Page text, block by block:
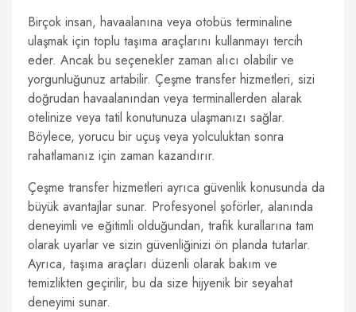
Birçok insan, havaalanına veya otobüs terminaline
ulaşmak için toplu taşıma araçlarını kullanmayı tercih
eder. Ancak bu seçenekler zaman alıcı olabilir ve
yorgunluğunuz artabilir. Çeşme transfer hizmetleri, sizi
doğrudan havaalanından veya terminallerden alarak
otelinize veya tatil konutunuza ulaşmanızı sağlar.
Böylece, yorucu bir uçuş veya yolculuktan sonra
rahatlamanız için zaman kazandırır.
Çeşme transfer hizmetleri ayrıca güvenlik konusunda da
büyük avantajlar sunar. Profesyonel şoförler, alanında
deneyimli ve eğitimli olduğundan, trafik kurallarına tam
olarak uyarlar ve sizin güvenliğinizi ön planda tutarlar.
Ayrıca, taşıma araçları düzenli olarak bakım ve
temizlikten geçirilir, bu da size hijyenik bir seyahat
deneyimi sunar.